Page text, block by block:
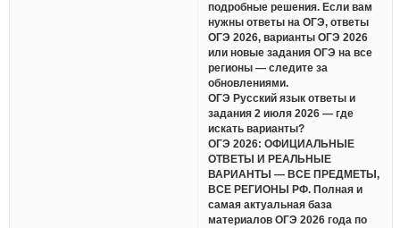
подробные решения. Если вам
нужны ответы на ОГЭ, ответы
ОГЭ 2026, варианты ОГЭ 2026
или новые задания ОГЭ на все
регионы — следите за
обновлениями.
ОГЭ Русский язык ответы и
задания 2 июля 2026 — где
искать варианты?
ОГЭ 2026: ОФИЦИАЛЬНЫЕ
ОТВЕТЫ И РЕАЛЬНЫЕ
ВАРИАНТЫ — ВСЕ ПРЕДМЕТЫ,
ВСЕ РЕГИОНЫ РФ. Полная и
самая актуальная база
материалов ОГЭ 2026 года по